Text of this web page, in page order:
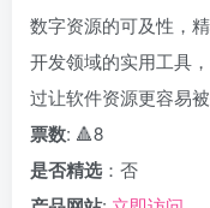
数字资源的可及性，
开发领域的实用工具
过让软件资源更容易
票数: 🔺8
是否精选 ：否